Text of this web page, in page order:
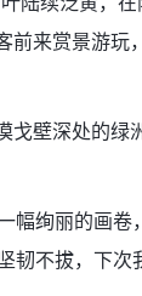
前来赏景游玩
壁深处的绿
绚丽的画卷
韧不拔，下次